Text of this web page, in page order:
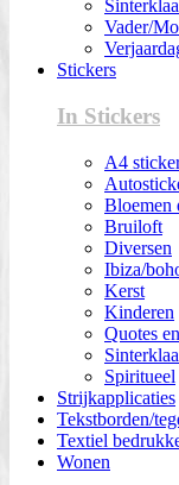
Vader/
Stickers
In Stickers
A4
Bloemen
Bruiloft
Diversen
Ibiza/
Kerst
Kinderen
Quotes
Spiritueel
Strijkapplicaties
Tekstborden/
Textiel
Wonen